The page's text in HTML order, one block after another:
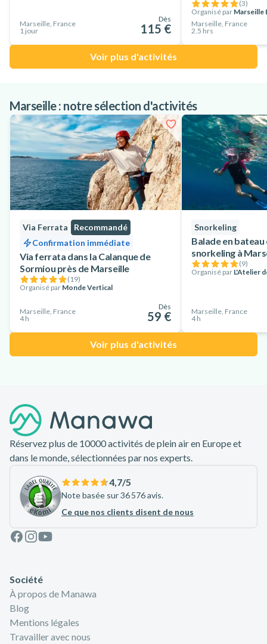
Marseille, France
1 jour
Dès
115 €
(3)
Organisé par Marseille
Marseille, France
2.5 hrs
Voir plus d'activités
Marseille : notre sélection d'activités
Via Ferrata
Recommandé
Confirmation immédiate
Via ferrata dans la Calanque de
Sormiou près de Marseille
(19)
Organisé par Monde Vertical
Marseille, France
4 h
Dès
59 €
Snorkeling
Balade en
snorkeling à
(9)
Organisé par L'Atelier
Marseille, France
4 h
Voir plus d'activités
Réservez plus de 10000 activités de plein air en Europe et
dans le monde, sélectionnées par nos experts.
4,7/5
Note basée sur 36 576 avis.
Ce que nos clients disent de nous
Facebook
Instagram
Youtube
Société
À propos de Manawa
Blog
Mentions légales
Travailler avec nous